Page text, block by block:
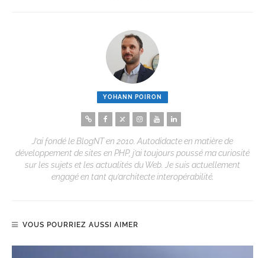
YOHANN POIRON
J’ai fondé le BlogNT en 2010. Autodidacte en matière de
développement de sites en PHP, j’ai toujours poussé ma curiosité
sur les sujets et les actualités du Web. Je suis actuellement
engagé en tant qu’architecte interopérabilité.
VOUS POURRIEZ AUSSI AIMER